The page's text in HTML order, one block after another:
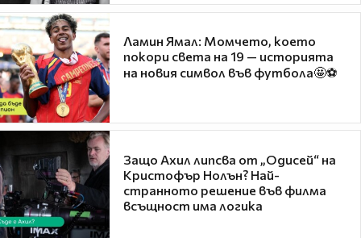
Ламин Ямал: Момчето, което
покори света на 19 — историята
на новия символ във футбола🤩⚽
Защо Ахил липсва от „Одисей“ на
Кристофър Нолън? Най-
странното решение във филма
всъщност има логика